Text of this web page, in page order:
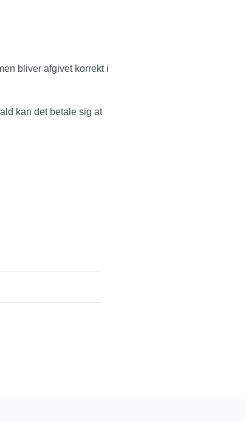
bliver afgivet korrekt i
kan det betale sig at